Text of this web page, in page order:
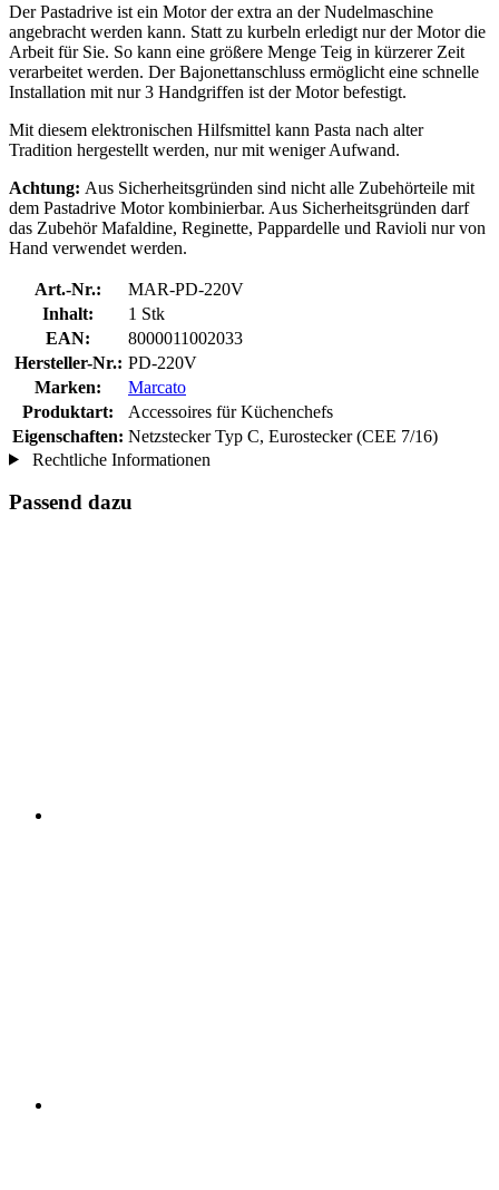
Der Pastadrive ist ein Motor der extra an der Nudelmaschine
angebracht werden kann. Statt zu kurbeln erledigt nur der Motor die
Arbeit für Sie. So kann eine größere Menge Teig in kürzerer Zeit
verarbeitet werden. Der Bajonettanschluss ermöglicht eine schnelle
Installation mit nur 3 Handgriffen ist der Motor befestigt.
Mit diesem elektronischen Hilfsmittel kann Pasta nach alter
Tradition hergestellt werden, nur mit weniger Aufwand.
Achtung: Aus Sicherheitsgründen sind nicht alle Zubehörteile mit
dem Pastadrive Motor kombinierbar. Aus Sicherheitsgründen darf
das Zubehör Mafaldine, Reginette, Pappardelle und Ravioli nur von
Hand verwendet werden.
Art.-Nr.:
MAR-PD-220V
Inhalt:
1 Stk
EAN:
8000011002033
Hersteller-Nr.: PD-220V
Marken:
Marcato
Produktart:
Accessoires für Küchenchefs
Eigenschaften: Netzstecker Typ C, Eurostecker (CEE 7/16)
Rechtliche Informationen
Passend dazu